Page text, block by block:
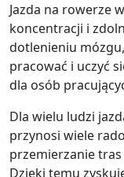
Jazda na rowerze
koncentracji i
dotlenieniu
pracować i uczyć
dla osób
Dla wielu ludzi
przynosi wiele
przemierzanie
Dzięki temu